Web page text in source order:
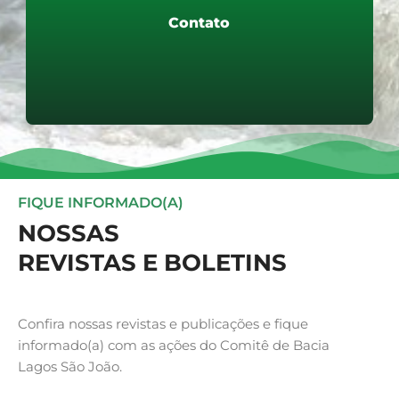
Contato
Contato
FIQUE INFORMADO(A)
NOSSAS
REVISTAS E BOLETINS
Confira nossas revistas e publicações e fique
informado(a) com as ações do Comitê de Bacia
Lagos São João.